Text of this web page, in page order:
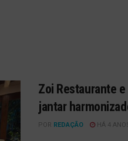
Zoi Restaurante
jantar
POR REDAÇÃO HÁ 4